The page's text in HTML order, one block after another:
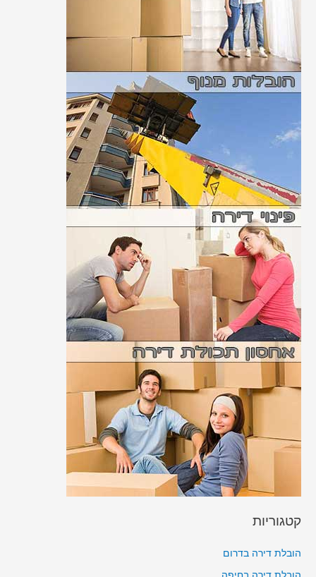
קטגוריות
הובלת דירה בדרום
הובלת דירה בחיפה